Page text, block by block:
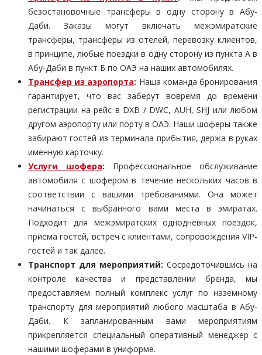
безостановочные трансферы в одну сторону в Абу-
Даби. Заказы могут включать межэмиратские
трансферы, трансферы из отелей, перевозку клиентов,
в принципе, любые поездки в одну сторону из пункта А в
Абу-Даби в пункт Б по ОАЭ на наших автомобилях.
Трансфер из аэропорта: Наша команда бронирования
гарантирует, что вас заберут вовремя до времени
регистрации на рейс в DXB / DWC, AUH, SHJ или любом
другом аэропорту или порту в ОАЭ. Наши шоферы также
забирают гостей из терминала прибытия, держа в руках
именную карточку.
Услуги шофера: Профессиональное обслуживание
автомобиля с шофером в течение нескольких часов в
соответствии с вашими требованиями. Она может
начинаться с выбранного вами места в эмиратах.
Подходит для межэмиратских однодневных поездок,
приема гостей, встреч с клиентами, сопровождения VIP-
гостей и так далее.
Транспорт для мероприятий: Сосредоточившись на
контроле качества и представлении бренда, мы
предоставляем полный комплекс услуг по наземному
транспорту для мероприятий любого масштаба в Абу-
Даби. К запланированным вами мероприятиям
прикрепляется специальный оперативный менеджер с
нашими шоферами в униформе.